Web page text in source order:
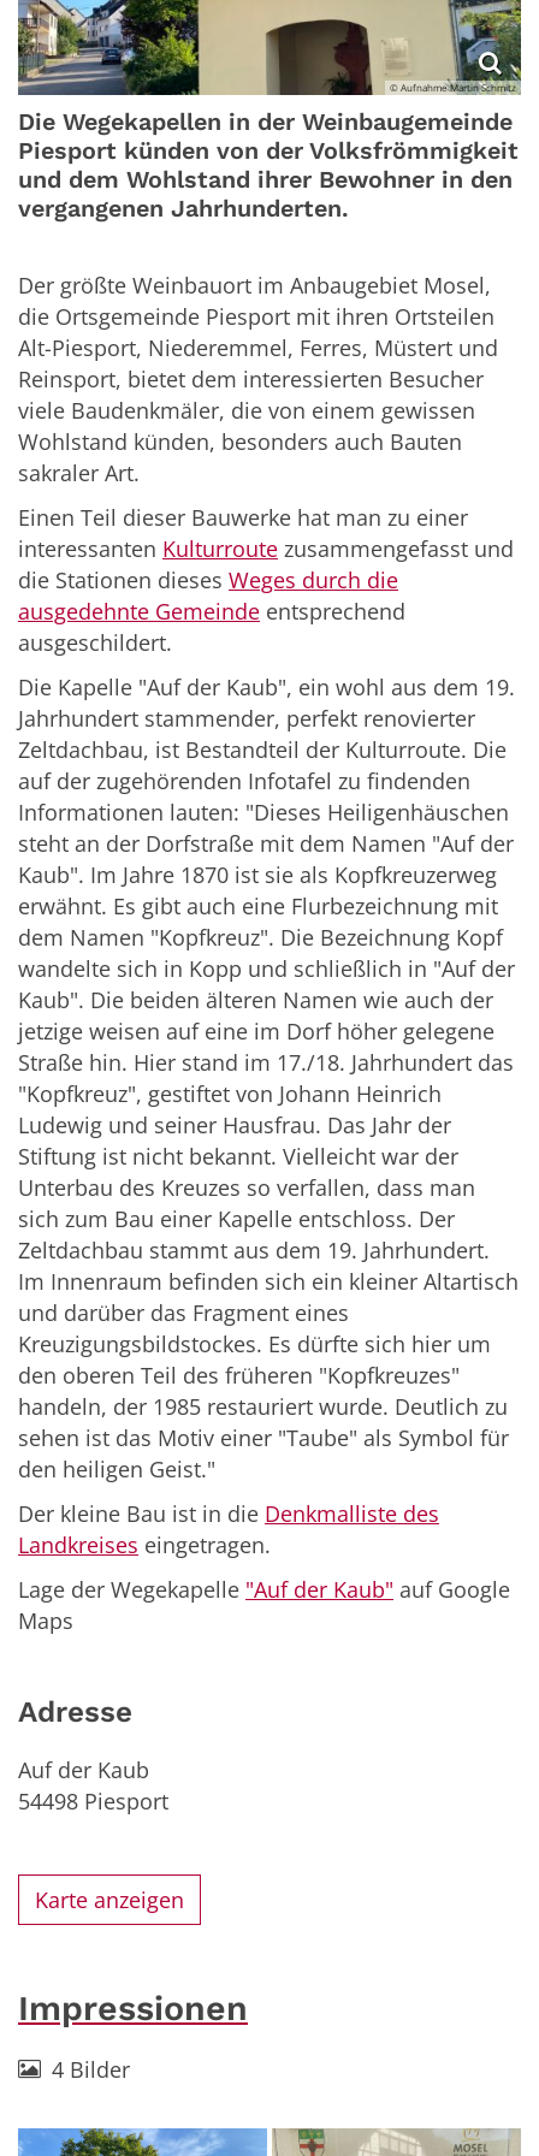
© Aufnahme Martin Schmitz
Die Wegekapellen in der Weinbaugemeinde
Piesport künden von der Volksfrömmigkeit
und dem Wohlstand ihrer Bewohner in den
vergangenen Jahrhunderten.
Der größte Weinbauort im Anbaugebiet Mosel,
die Ortsgemeinde Piesport mit ihren Ortsteilen
Alt-Piesport, Niederemmel, Ferres, Müstert und
Reinsport, bietet dem interessierten Besucher
viele Baudenkmäler, die von einem gewissen
Wohlstand künden, besonders auch Bauten
sakraler Art.
Einen Teil dieser Bauwerke hat man zu einer
interessanten Kulturroute zusammengefasst und
die Stationen dieses Weges durch die
ausgedehnte Gemeinde entsprechend
ausgeschildert.
Die Kapelle "Auf der Kaub", ein wohl aus dem 19.
Jahrhundert stammender, perfekt renovierter
Zeltdachbau, ist Bestandteil der Kulturroute. Die
auf der zugehörenden Infotafel zu findenden
Informationen lauten: "Dieses Heiligenhäuschen
steht an der Dorfstraße mit dem Namen "Auf der
Kaub". Im Jahre 1870 ist sie als Kopfkreuzerweg
erwähnt. Es gibt auch eine Flurbezeichnung mit
dem Namen "Kopfkreuz". Die Bezeichnung Kopf
wandelte sich in Kopp und schließlich in "Auf der
Kaub". Die beiden älteren Namen wie auch der
jetzige weisen auf eine im Dorf höher gelegene
Straße hin. Hier stand im 17./18. Jahrhundert das
"Kopfkreuz", gestiftet von Johann Heinrich
Ludewig und seiner Hausfrau. Das Jahr der
Stiftung ist nicht bekannt. Vielleicht war der
Unterbau des Kreuzes so verfallen, dass man
sich zum Bau einer Kapelle entschloss. Der
Zeltdachbau stammt aus dem 19. Jahrhundert.
Im Innenraum befinden sich ein kleiner Altartisch
und darüber das Fragment eines
Kreuzigungsbildstockes. Es dürfte sich hier um
den oberen Teil des früheren "Kopfkreuzes"
handeln, der 1985 restauriert wurde. Deutlich zu
sehen ist das Motiv einer "Taube" als Symbol für
den heiligen Geist."
Der kleine Bau ist in die Denkmalliste des
Landkreises eingetragen.
Lage der Wegekapelle "Auf der Kaub" auf Google
Maps
Adresse
Auf der Kaub
54498 Piesport
Karte anzeigen
Impressionen
4 Bilder